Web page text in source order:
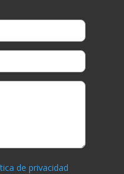
de privacidad